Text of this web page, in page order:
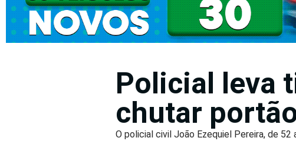
Policial leva
chutar
O policial civil João Ezequiel Pereira, de 52